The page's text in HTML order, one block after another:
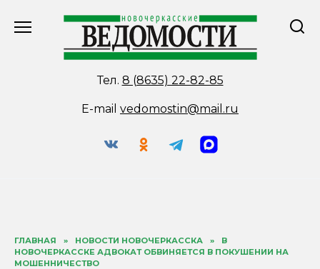
Тел. 8 (8635) 22-82-85
E-mail vedomostin@mail.ru
ГЛАВНАЯ » НОВОСТИ НОВОЧЕРКАССКА »
В
НОВОЧЕРКАССКЕ АДВОКАТ ОБВИНЯЕТСЯ В ПОКУШЕНИИ НА
МОШЕННИЧЕСТВО